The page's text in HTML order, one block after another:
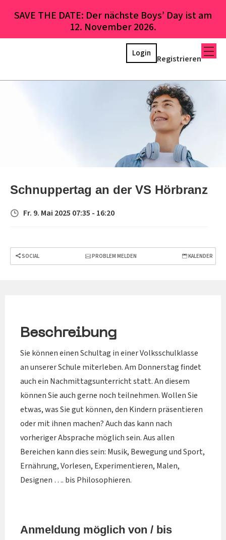
SAVE THE DATE: Der nächste Boys’ Day ist am
12. November 2026.
Registrieren
Login
Schnuppertag an der VS Hörbranz
Fr. 9. Mai 2025 07:35 - 16:20
SOCIAL PROBLEM MELDEN KALENDER
Beschreibung
Sie können einen Schultag in einer Volksschulklasse
an unserer Schule miterleben. Am Donnerstag findet
auch ein Nachmittagsunterricht statt. An diesem
können Sie auch gerne noch teilnehmen. Wollen Sie
etwas, was Sie gut können, den Kindern präsentieren
oder mit ihnen machen? Auch das kann nach
vorheriger Absprache möglich sein. Aus allen
Bereichen kann dies sein: Musik, Bewegung und Sport,
Ernährung, Vorlesen, Experimentieren, Malen,
Designen …. bis Philosophieren.
Anmeldung möglich von / bis